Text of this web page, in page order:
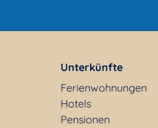
Unterkünfte
Ferienwohnungen
Hotels
Pensionen